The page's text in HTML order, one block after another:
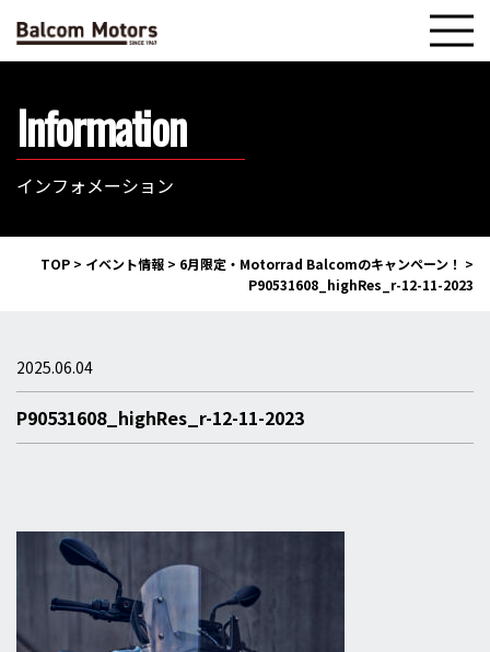
Information
インフォメーション
TOP > イベント情報 > 6月限定・Motorrad Balcomのキャンペーン！ >
P90531608_highRes_r-12-11-2023
2025.06.04
P90531608_highRes_r-12-11-2023